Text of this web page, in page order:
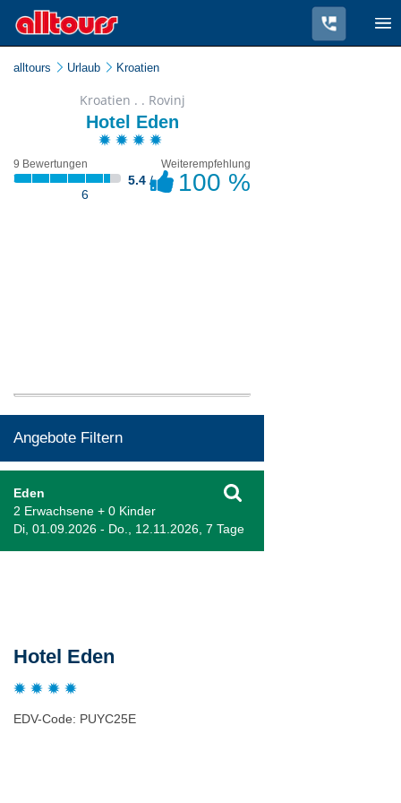
alltours Urlaub Kroatien
Kroatien . . Rovinj
Hotel Eden
9 Bewertungen
5.4 /
6
Weiterempfehlung
100 %
Angebote Filtern
Eden
2 Erwachsene + 0 Kinder
Di, 01.09.2026 - Do., 12.11.2026, 7 Tage
Hotel Eden
EDV-Code: PUYC25E